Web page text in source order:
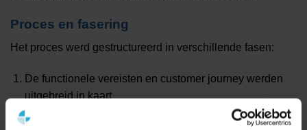
Proces en fasering
Het proces werd gestructureerd in verschillende fasen:
De functionele vereisten en customer journey werden
uitgebreid in kaart
gebracht om de klantbehoeften en noodzakelijke